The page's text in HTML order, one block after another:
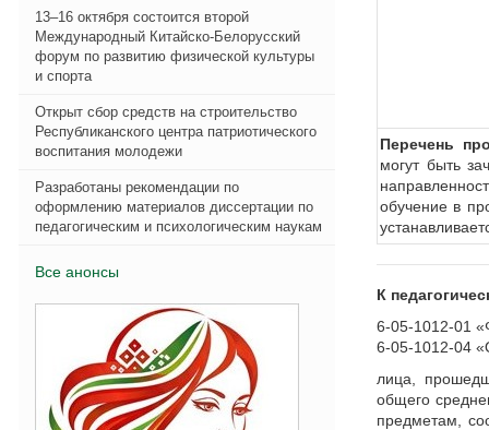
Перечень
могут быть
обучение в
К
6-05-1012-01
6-05-1012-04
лица,
общего
предметам,
13–16 октября состоится второй
Международный Китайско-Белорусский
форум по развитию физической культуры
и спорта
Открыт сбор средств на строительство
Республиканского центра патриотического
воспитания молодежи
Разработаны рекомендации по
оформлению материалов диссертации по
педагогическим и психологическим наукам
Все анонсы